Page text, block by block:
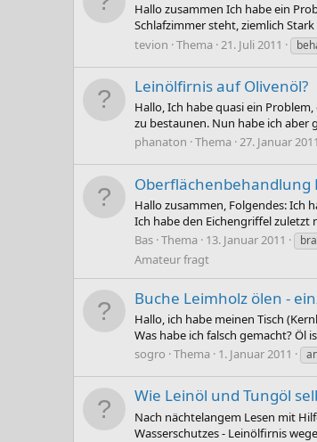
Hallo zusammen Ich habe ein
Schlafzimmer steht, ziemlich
tevion Thema 21. Juli 2011
Leinölfirnis auf Olivenöl?
Hallo, Ich habe quasi ein
zu bestaunen. Nun habe ich aber
phanaton Thema 27. Januar 2011
Oberflächenbehandlung
Hallo zusammen, Folgendes: Ich
Ich habe den Eichengriffel zuletzt
Bas Thema 13. Januar 2011
Amateur fragt
Buche Leimholz ölen -
Hallo, ich habe meinen Tisch
Was habe ich falsch gemacht? Öl
sogro Thema 1. Januar 2011
Wie Leinöl und Tungöl
Nach nächtelangem Lesen mit
Wasserschutzes - Leinölfirnis